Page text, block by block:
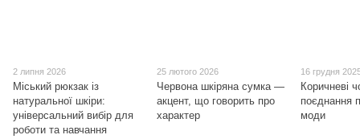
2 липня 2026
Міський рюкзак із
натуральної шкіри:
універсальний вибір для
роботи та навчання
25 лютого 2026
Червона шкіряна сумка —
акцент, що говорить про
характер
16 грудня
Коричневі
поєднання
моди